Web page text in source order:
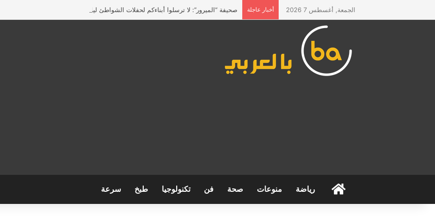
الجمعة, أغسطس 7 2026 أخبار عاجلة صحيفة “الميرور”: لا ترسلوا أبناءكم لحفلات الشواطئ ليلاً في بريطانيا
الرئيسيةرياضة منوعات صحة فن تكنولوجيا طبخ سرعة